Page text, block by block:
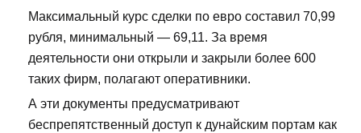
Максимальный курс сделки по евро составил 70,99
рубля, минимальный — 69,11. За время
деятельности они открыли и закрыли более 600
таких фирм, полагают оперативники.
А эти документы предусматривают
беспрепятственный доступ к дунайским портам как